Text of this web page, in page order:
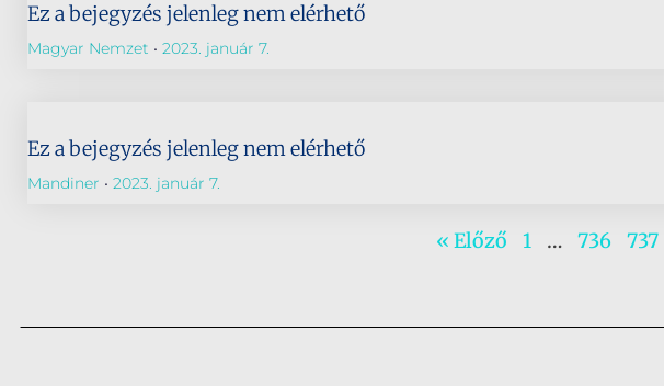
Ez a bejegyzés jelenleg nem elérhető
Magyar Nemzet 2023. január 7.
Ez a bejegyzés jelenleg nem elérhető
Mandiner 2023. január 7.
« Előző 1 … 736 737